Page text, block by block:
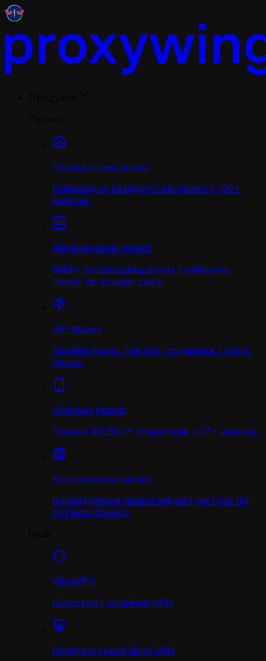
Резидентські проксі
Найшвидші резидентські проксі у 190+
країнах.
Датацентрові проксі
500K+ високошвидкісних стабільних
проксі по всьому світу.
ISP проксі
Надійні проксі для ігор, соцмереж і збору
даних.
Мобільні проксі
Реальні 4G/5G IP операторів у 17+ країнах.
Корпоративні проксі
Індивідуальна проксі-інфраструктура під
потреби бізнесу.
WingVPN
Швидкий і надійний VPN
Резидентський Wing VPN